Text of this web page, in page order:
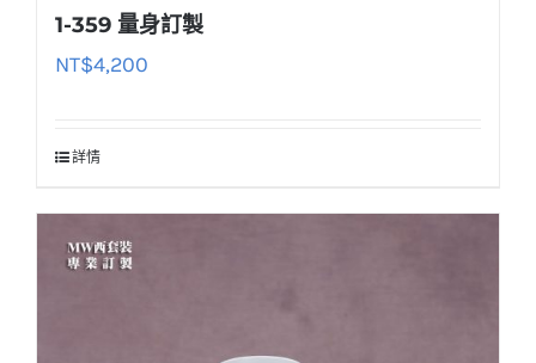
1-359 量身訂製
NT$4,200
詳情